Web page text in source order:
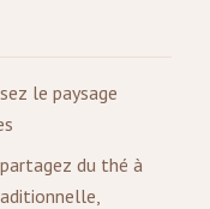
le paysage
du thé à